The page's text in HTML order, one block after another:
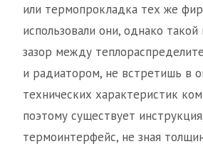
или термопрокладка тех же
использовали они, однако
зазор между
и радиатором, не встретишь в
технических характеристик
поэтому существует
термоинтерфейс, не зная